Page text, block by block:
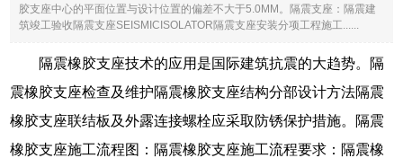
胶支座中心的平面位置与设计位置的偏差不大于5.0MM。隔震支座：隔震建
筑竣工验收隔震支座SEISMICISOLATOR隔震支座安装分项工程施工......
隔震橡胶支座技术的应用是国际建筑抗震的大趋势。隔
震橡胶支座检查及维护隔震橡胶支座结构分部设计方法隔震
橡胶支座联结板及外露连接螺栓应采取防锈保护措施。隔震
橡胶支座施工流程图：隔震橡胶支座施工流程要求：隔震橡